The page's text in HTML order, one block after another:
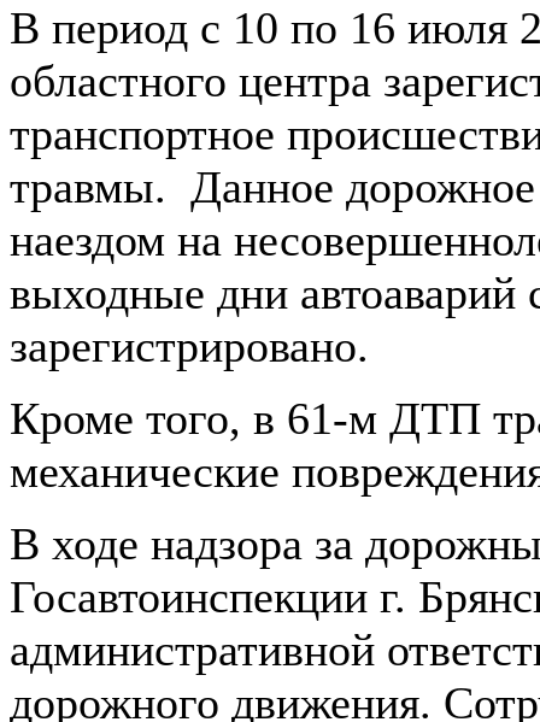
В период с 10 по 16 июля
областного центра
транспортное
травмы. Данное дорожное
наездом на
выходные дни автоаварий
зарегистрировано.
Кроме того, в 61-м ДТП
механические
В ходе надзора за
Госавтоинспекции г.
административной
дорожного движения.